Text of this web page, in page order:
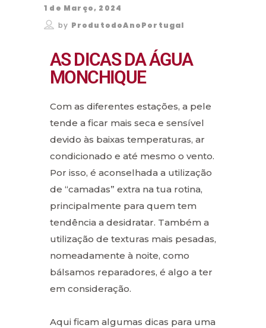
1 de Março, 2024
by ProdutodoAnoPortugal
AS DICAS DA ÁGUA
MONCHIQUE
Com as diferentes estações, a pele
tende a ficar mais seca e sensível
devido às baixas temperaturas, ar
condicionado e até mesmo o vento.
Por isso, é aconselhada a utilização
de “camadas” extra na tua rotina,
principalmente para quem tem
tendência a desidratar. Também a
utilização de texturas mais pesadas,
nomeadamente à noite, como
bálsamos reparadores, é algo a ter
em consideração.
Aqui ficam algumas dicas para uma